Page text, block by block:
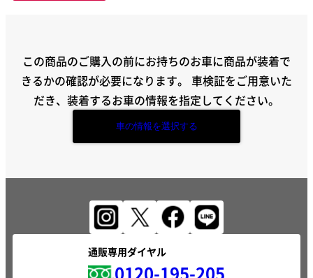
この商品のご購入の前にお持ちのお車に商品が装着で
きるかの確認が必要になります。 車検証をご用意いた
だき、装着するお車の情報を指定してください。
車の情報を選択する
通販専用ダイヤル